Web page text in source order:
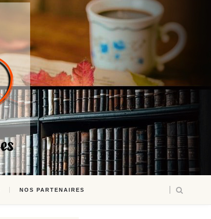
NOS PARTENAIRES